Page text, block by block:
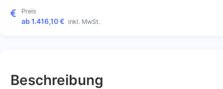
Preis
ab 1.416,10 € inkl. MwSt.
Beschreibung